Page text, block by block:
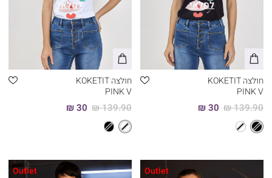
חולצה KOKETIT
PINK V
30 ₪ 139.90 ₪
חולצה KOKETIT
PINK V
30 ₪ 139.90 ₪
Outlet
Outlet